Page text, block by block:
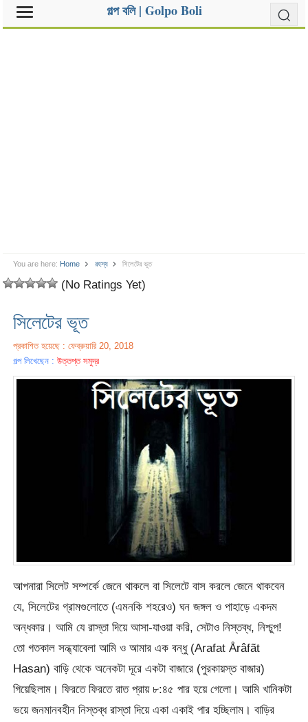
গল্প বলি | Golpo Boli
You are here: Home রহস্য সিলেটের ভূত
(No Ratings Yet)
সিলেটের ভূত
প্রকাশিত হয়েছে : ফেব্রুয়ারি 20, 2018
গল্প লিখেছেন :উত্তপ্ত সমুদ্র
আপনারা সিলেট সম্পর্কে জেনে থাকলে বা সিলেটে বাস করলে জেনে থাকবেন
যে, সিলেটের গ্রামগুলোতে (এমনকি শহরেও) ঘন জঙ্গল ও পাহাড়ে একদম
অন্ধকার। আমি যে রাস্তা দিয়ে আসা-যাওয়া করি, সেটাও নিস্তব্ধ, নিশ্চুপ!
তো গতকাল সন্ধ্যাবেলা আমি ও আমার এক বন্ধু (Arafat Årâfãt
Hasan) বাড়ি থেকে অনেকটা দূরে একটা বাজারে (পুরকায়স্ত বাজার)
গিয়েছিলাম। ফিরতে ফিরতে রাত প্রায় ৮:৪৫ পার হয়ে গেলো। আমি খানিকটা
ভয়ে জনমানবহীন নিস্তব্ধ রাস্তা দিয়ে একা একাই পার হচ্ছিলাম। বাড়ির